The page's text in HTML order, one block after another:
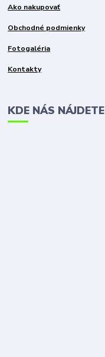
Ako nakupovať
Obchodné podmienky
Fotogaléria
Kontakty
KDE NÁS NÁJDETE